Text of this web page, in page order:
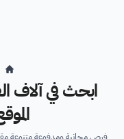
ابحث في آلاف